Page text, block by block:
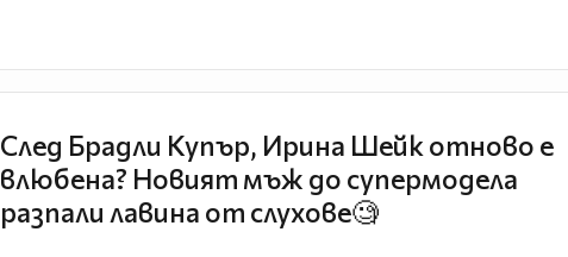
След Брадли Купър, Ирина Шейк отново е
влюбена? Новият мъж до супермодела
разпали лавина от слухове🧐